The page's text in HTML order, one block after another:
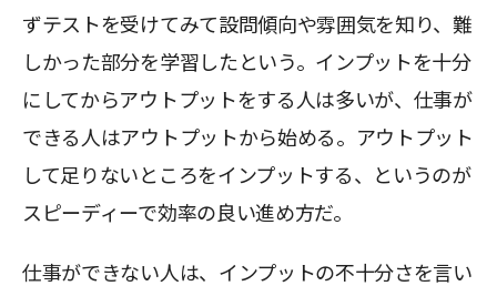
ずテストを受けてみて設問傾向や雰囲気を知り、難
しかった部分を学習したという。インプットを十分
にしてからアウトプットをする人は多いが、仕事が
できる人はアウトプットから始める。アウトプット
して足りないところをインプットする、というのが
スピーディーで効率の良い進め方だ。
仕事ができない人は、インプットの不十分さを言い